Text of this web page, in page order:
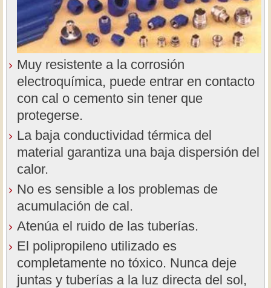
Muy resistente a la corrosión
electroquímica, puede entrar en contacto
con cal o cemento sin tener que
protegerse.
La baja conductividad térmica del
material garantiza una baja dispersión del
calor.
No es sensible a los problemas de
acumulación de cal.
Atenúa el ruido de las tuberías.
El polipropileno utilizado es
completamente no tóxico. Nunca deje
juntas y tuberías a la luz directa del sol,